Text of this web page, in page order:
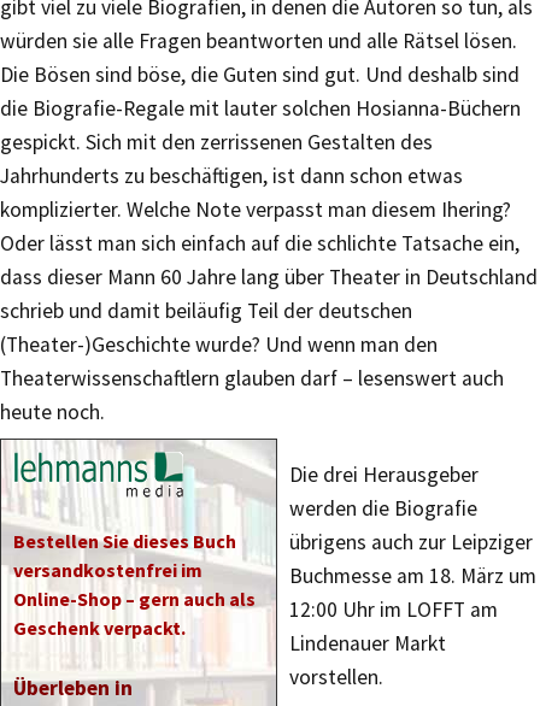
gibt viel zu viele Biografien, in denen die Autoren so tun, als
würden sie alle Fragen beantworten und alle Rätsel lösen.
Die Bösen sind böse, die Guten sind gut. Und deshalb sind
die Biografie-Regale mit lauter solchen Hosianna-Büchern
gespickt. Sich mit den zerrissenen Gestalten des
Jahrhunderts zu beschäftigen, ist dann schon etwas
komplizierter. Welche Note verpasst man diesem Ihering?
Oder lässt man sich einfach auf die schlichte Tatsache ein,
dass dieser Mann 60 Jahre lang über Theater in Deutschland
schrieb und damit beiläufig Teil der deutschen
(Theater-)Geschichte wurde? Und wenn man den
Theaterwissenschaftlern glauben darf – lesenswert auch
heute noch.
Bestellen Sie dieses Buch
versandkostenfrei im
Online-Shop – gern auch als
Geschenk verpackt.
Überleben in
Die drei Herausgeber
werden die Biografie
übrigens auch zur Leipziger
Buchmesse am 18. März um
12:00 Uhr im LOFFT am
Lindenauer Markt
vorstellen.